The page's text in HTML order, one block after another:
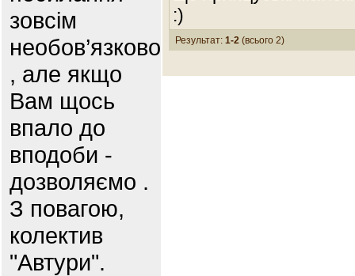
зовсім
необов’язково
, але якщо
Вам щось
впало до
вподоби -
дозволяємо .
З повагою,
колектив
"Автури".
:)
Результат: 1-2 (всього 2)